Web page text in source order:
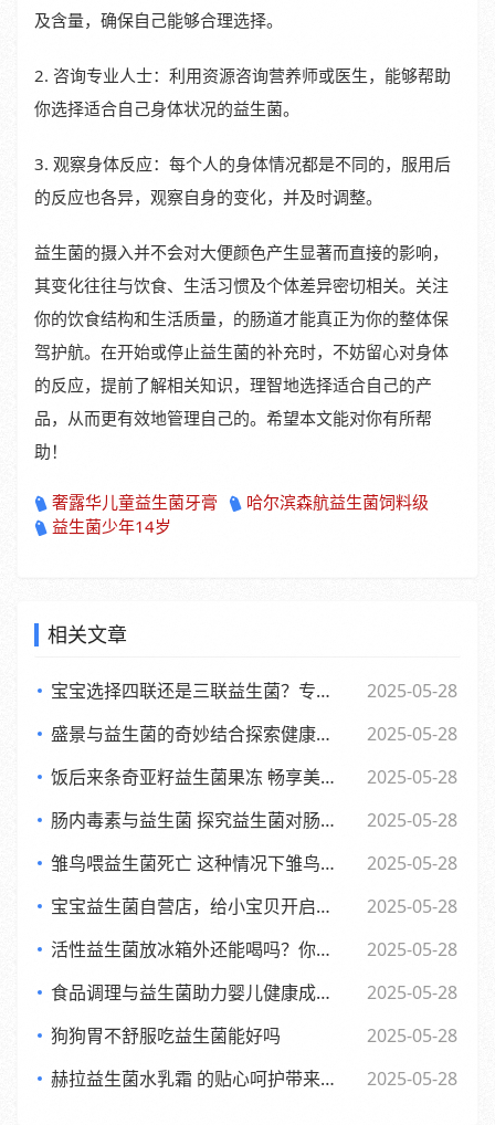
及含量，确保自己能够合理选择。
2. 咨询专业人士：利用资源咨询营养师或医生，能够帮助
你选择适合自己身体状况的益生菌。
3. 观察身体反应：每个人的身体情况都是不同的，服用后
的反应也各异，观察自身的变化，并及时调整。
益生菌的摄入并不会对大便颜色产生显著而直接的影响，
其变化往往与饮食、生活习惯及个体差异密切相关。关注
你的饮食结构和生活质量，的肠道才能真正为你的整体保
驾护航。在开始或停止益生菌的补充时，不妨留心对身体
的反应，提前了解相关知识，理智地选择适合自己的产
品，从而更有效地管理自己的。希望本文能对你有所帮
助！
奢露华儿童益生菌牙膏
哈尔滨森航益生菌饲料级
益生菌少年14岁
相关文章
宝宝选择四联还是三联益生菌？专家观点大，妈妈们必看
2025-05-28
盛景与益生菌的奇妙结合探索健康新生活方式
2025-05-28
饭后来条奇亚籽益生菌果冻 畅享美味与健康的小确幸
2025-05-28
肠内毒素与益生菌 探究益生菌对肠内毒素的作用及功效
2025-05-28
雏鸟喂益生菌死亡 这种情况下雏鸟还能否食用
2025-05-28
宝宝益生菌自营店，给小宝贝开启肠道新世界，舒适快乐每一天
2025-05-28
活性益生菌放冰箱外还能喝吗？你可能不知道的
2025-05-28
食品调理与益生菌助力婴儿健康成长的全新探索
2025-05-28
狗狗胃不舒服吃益生菌能好吗
2025-05-28
赫拉益生菌水乳霜 的贴心呵护带来焕新美肌体验
2025-05-28